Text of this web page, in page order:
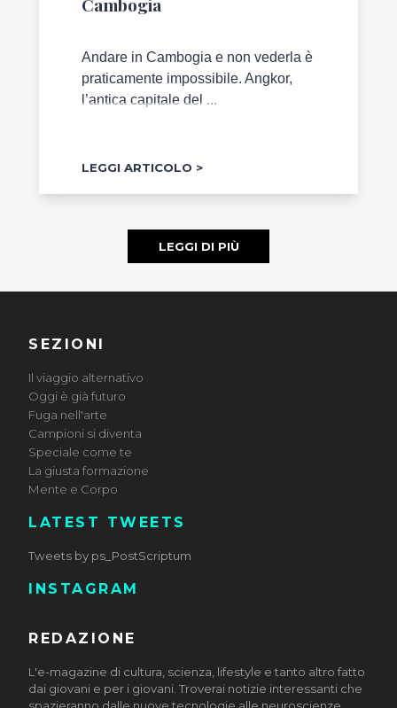
Cambogia
Andare in Cambogia e non vederla è
praticamente impossibile. Angkor,
l’antica capitale del ...
LEGGI ARTICOLO
LEGGI DI PIÙ
SEZIONI
Il viaggio alternativo
Oggi è già futuro
Fuga nell'arte
Campioni si diventa
Speciale come te
La giusta formazione
Mente e Corpo
LATEST TWEETS
Tweets by ps_PostScriptum
INSTAGRAM
REDAZIONE
L'e-magazine di cultura, scienza, lifestyle e tanto altro fatto
dai giovani e per i giovani. Troverai notizie interessanti che